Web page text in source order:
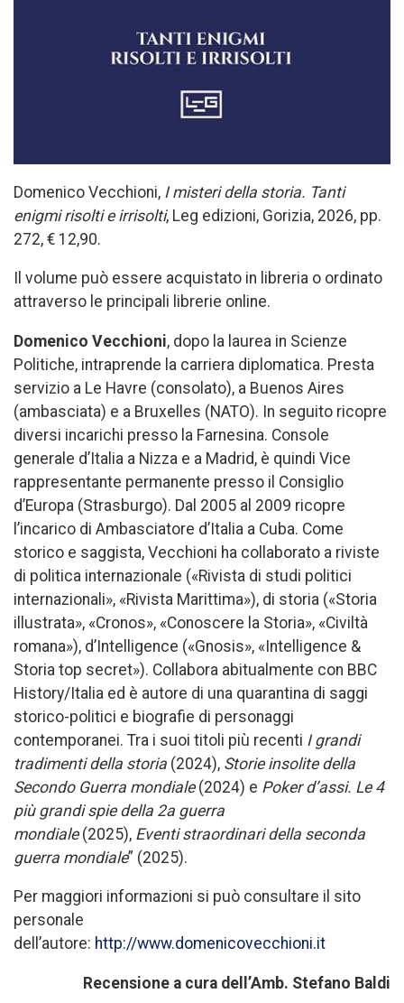
Domenico Vecchioni, I misteri della storia. Tanti
enigmi risolti e irrisolti, Leg edizioni, Gorizia, 2026, pp.
272, € 12,90.
Il volume può essere acquistato in libreria o ordinato
attraverso le principali librerie online.
Domenico Vecchioni, dopo la laurea in Scienze
Politiche, intraprende la carriera diplomatica. Presta
servizio a Le Havre (consolato), a Buenos Aires
(ambasciata) e a Bruxelles (NATO). In seguito ricopre
diversi incarichi presso la Farnesina. Console
generale d’Italia a Nizza e a Madrid, è quindi Vice
rappresentante permanente presso il Consiglio
d’Europa (Strasburgo). Dal 2005 al 2009 ricopre
l’incarico di Ambasciatore d’Italia a Cuba. Come
storico e saggista, Vecchioni ha collaborato a riviste
di politica internazionale («Rivista di studi politici
internazionali», «Rivista Marittima»), di storia («Storia
illustrata», «Cronos», «Conoscere la Storia», «Civiltà
romana»), d’Intelligence («Gnosis», «Intelligence &
Storia top secret»). Collabora abitualmente con BBC
History/Italia ed è autore di una quarantina di saggi
storico-politici e biografie di personaggi
contemporanei. Tra i suoi titoli più recenti I grandi
tradimenti della storia (2024), Storie insolite della
Secondo Guerra mondiale(2024) e Poker d’assi. Le 4
più grandi spie della 2a guerra
mondiale(2025), Eventi straordinari della seconda
guerra mondiale” (2025).
Per maggiori informazioni si può consultare il sito
personale
dell’autore: http://www.domenicovecchioni.it
Recensione a cura dell’Amb. Stefano Baldi